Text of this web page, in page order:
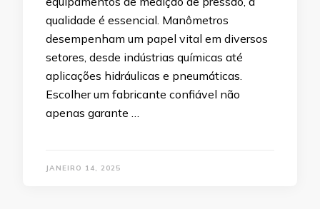
qualidade é essencial. Manômetros
desempenham um papel vital em diversos
setores, desde indústrias químicas até
aplicações hidráulicas e pneumáticas.
Escolher um fabricante confiável não
apenas garante …
JANEIRO 14, 2025